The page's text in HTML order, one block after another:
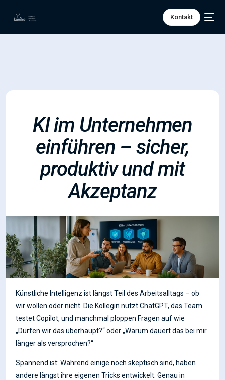
Kontakt
KI im Unternehmen
einführen – sicher,
produktiv und mit
Akzeptanz
Künstliche Intelligenz ist längst Teil des Arbeitsalltags – ob
wir wollen oder nicht. Die Kollegin nutzt ChatGPT, das Team
testet Copilot, und manchmal ploppen Fragen auf wie
„Dürfen wir das überhaupt?“ oder „Warum dauert das bei mir
länger als versprochen?“
Spannend ist: Während einige noch skeptisch sind, haben
andere längst ihre eigenen Tricks entwickelt. Genau in